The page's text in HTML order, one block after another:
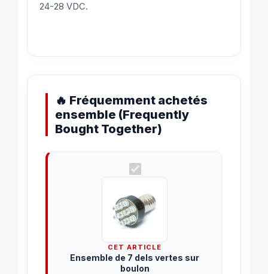
24-28 VDC.
🔥 Fréquemment achetés
ensemble (Frequently
Bought Together)
CET ARTICLE
Ensemble de 7 dels vertes sur
boulon